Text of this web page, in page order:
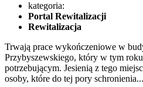
kategoria:
Portal Rewitalizacji
Rewitalizacja
Trwają prace wykończeniowe w
Przybyszewskiego, który w tym
potrzebującym. Jesienią z tego
osoby, które do tej pory schronienia...